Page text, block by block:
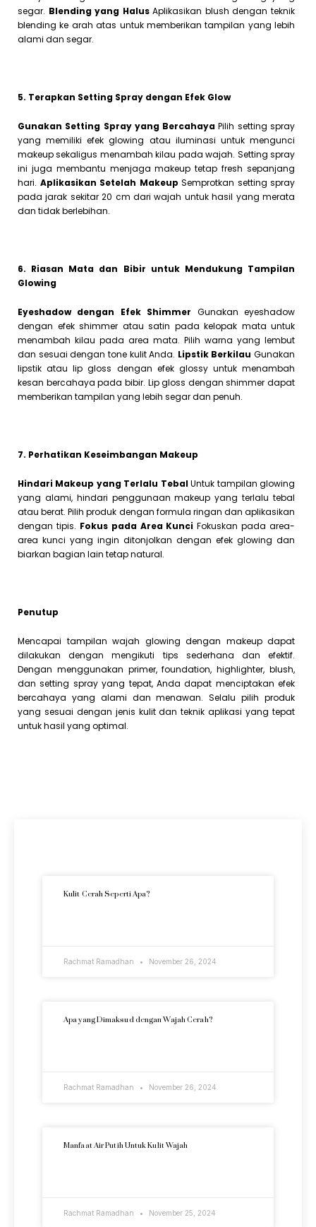
segar. Blending yang HalusAplikasikan blush dengan teknik
blending ke arah atas untuk memberikan tampilan yang lebih
alami dan segar.
5. Terapkan Setting Spray dengan Efek Glow
Gunakan Setting Spray yang Bercahaya Pilih setting spray
yang memiliki efek glowing atau iluminasi untuk mengunci
makeup sekaligus menambah kilau pada wajah. Setting spray
ini juga membantu menjaga makeup tetap fresh sepanjang
hari. Aplikasikan Setelah Makeup Semprotkan setting spray
pada jarak sekitar 20 cm dari wajah untuk hasil yang merata
dan tidak berlebihan.
6. Riasan Mata dan Bibir untuk Mendukung Tampilan
Glowing
Eyeshadow dengan Efek Shimmer Gunakan eyeshadow
dengan efek shimmer atau satin pada kelopak mata untuk
menambah kilau pada area mata. Pilih warna yang lembut
dan sesuai dengan tone kulit Anda. Lipstik Berkilau Gunakan
lipstik atau lip gloss dengan efek glossy untuk menambah
kesan bercahaya pada bibir. Lip gloss dengan shimmer dapat
memberikan tampilan yang lebih segar dan penuh.
7. Perhatikan Keseimbangan Makeup
Hindari Makeup yang Terlalu TebalUntuk tampilan glowing
yang alami, hindari penggunaan makeup yang terlalu tebal
atau berat. Pilih produk dengan formula ringan dan aplikasikan
dengan tipis. Fokus pada Area Kunci Fokuskan pada area-
area kunci yang ingin ditonjolkan dengan efek glowing dan
biarkan bagian lain tetap natural.
Penutup
Mencapai tampilan wajah glowing dengan makeup dapat
dilakukan dengan mengikuti tips sederhana dan efektif.
Dengan menggunakan primer, foundation, highlighter, blush,
dan setting spray yang tepat, Anda dapat menciptakan efek
bercahaya yang alami dan menawan. Selalu pilih produk
yang sesuai dengan jenis kulit dan teknik aplikasi yang tepat
untuk hasil yang optimal.
Kulit Cerah Seperti Apa?
Rachmat Ramadhan November 26, 2024
Apa yang Dimaksud dengan Wajah Cerah?
Rachmat Ramadhan November 26, 2024
Manfaat Air Putih Untuk Kulit Wajah
Rachmat Ramadhan November 25, 2024